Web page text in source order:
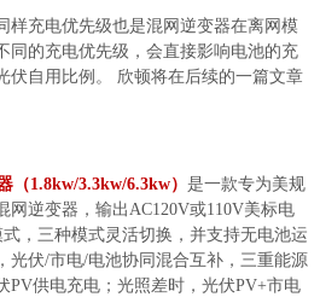
样充电优先级也是混网逆变器在离网模
同的充电优先级，会直接影响电池的充
伏自用比例。 欣顿将在后续的一篇文章
1.8kw/3.3kw/6.3kw） 是一款专为美规
网逆变器，输出AC120V或110V美标电
，三种模式灵活切换，并支持无电池运
光伏/市电/电池协同混合互补，三重能源
PV供电充电；光照差时，光伏PV+市电